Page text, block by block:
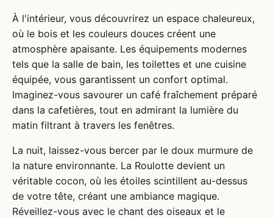
À l'intérieur, vous découvrirez un espace chaleureux,
où le bois et les couleurs douces créent une
atmosphère apaisante. Les équipements modernes
tels que la salle de bain, les toilettes et une cuisine
équipée, vous garantissent un confort optimal.
Imaginez-vous savourer un café fraîchement préparé
dans la cafetières, tout en admirant la lumière du
matin filtrant à travers les fenêtres.
La nuit, laissez-vous bercer par le doux murmure de
la nature environnante. La Roulotte devient un
véritable cocon, où les étoiles scintillent au-dessus
de votre tête, créant une ambiance magique.
Réveillez-vous avec le chant des oiseaux et le